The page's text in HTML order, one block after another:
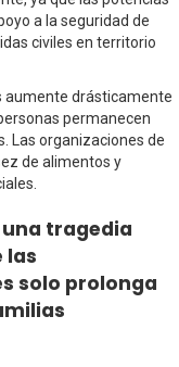
a la seguridad de
civiles en territorio
aumente drásticamente
permanecen
Las organizaciones de
de alimentos y
tragedia
las
solo prolonga